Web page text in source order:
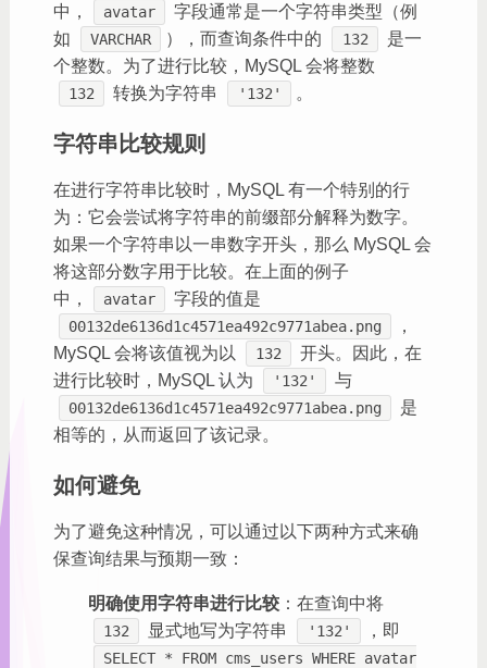
中，
avatar
字段通常是一个字符串类型（例
如
VARCHAR ），而查询条件中的 132
是一
个整数。为了进行比较，MySQL 会将整数
132 转换为字符串 '132' 。
字符串比较规则
在进行字符串比较时，MySQL 有一个特别的行
为：它会尝试将字符串的前缀部分解释为数字。
如果一个字符串以一串数字开头，那么 MySQL 会
将这部分数字用于比较。在上面的例子
中，
avatar 字段的值是
00132de6136d1c4571ea492c9771abea.png
，
MySQL 会将该值视为以
132
开头。因此，在
进行比较时，MySQL 认为
'132' 与
00132de6136d1c4571ea492c9771abea.png
是
相等的，从而返回了该记录。
如何避免
为了避免这种情况，可以通过以下两种方式来确
保查询结果与预期一致：
明确使用字符串进行比较：在查询中将
132 显式地写为字符串 '132' ，即
SELECT * FROM cms_users WHERE avatar